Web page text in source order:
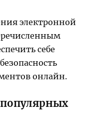
электронной
себе
онлайн.